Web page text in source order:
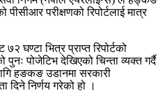
परीक्षणको रिपोर्टलाई मात्र
७२ घण्टा भित्र प्राप्त रिपोर्टको
पोजेटिभ देखिएको चिन्ता व्यक्त गर्दै
हङकङ उडानमा सरकारी
दिने निर्णय गरेको हो ।